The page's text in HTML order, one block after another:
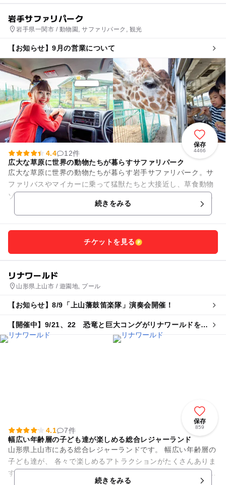
岩手サファリパーク
岩手県一関市 / 動物園, サファリパーク, 観光
【お知らせ】9月の営業について
保存
4466
4.4
12件
広大な草原に世界の動物たちが暮らすサファリパーク
広大な草原に世界の動物たちが暮らす岩手サファリパーク。サ
ファリバスやマイカーに乗って猛獣たちと大接近し、草食動物
ゾーンではキリンやシマウマ、ラマたちにエサをあげることも
続きをみる
チケットを見る
リナワールド
山形県上山市 / 遊園地, プール
【お知らせ】8/9「上山藩鼓笛楽隊」演奏会開催！
【開催中】9/21、22 恐竜と巨大コングがリナワールドを襲
いにくる⁉
保存
859
4.1
7件
幅広い年齢層の子ども達が楽しめる総合レジャーランド
山形県上山市にある総合レジャーランドです。 幅広い年齢層の
子ども達が、 各々で楽しめるアトラクションがたくさんありま
す！ 「ハローキティ」の観覧車は小さな子ども達に大人気で
続きをみる